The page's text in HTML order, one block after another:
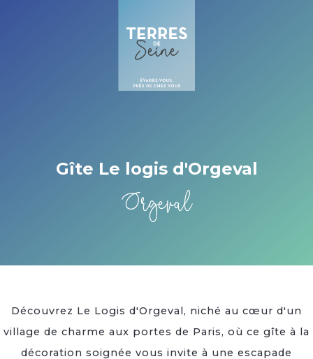
Gîte Le logis d'Orgeval
Orgeval
Découvrez Le Logis d'Orgeval, niché au cœur d'un
village de charme aux portes de Paris, où ce gîte à la
décoration soignée vous invite à une escapade